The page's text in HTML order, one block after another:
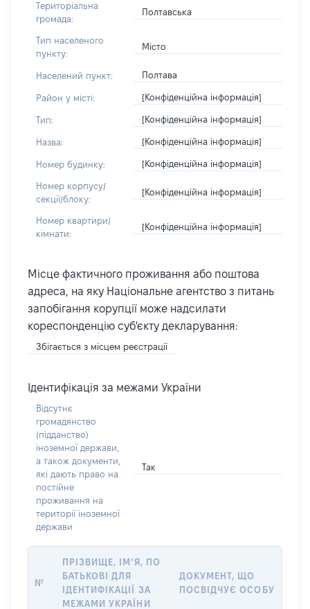
Територіальна
громада:
Полтавська
Тип населеного
пункту:
Місто
Населений пункт: Полтава
Район у місті: [Конфіденційна інформація]
Тип: [Конфіденційна інформація]
Назва: [Конфіденційна інформація]
Номер будинку: [Конфіденційна інформація]
Номер корпусу/
секції/блоку:
[Конфіденційна інформація]
Номер квартири/
кімнати:
[Конфіденційна інформація]
Місце фактичного проживання або поштова
адреса, на яку Національне агентство з питань
запобігання корупції може надсилати
кореспонденцію суб'єкту декларування:
Збігається з місцем реєстрації
Ідентифікація за межами України
Відсутнє
громадянство
(підданство)
іноземної держави,
а також документи,
які дають право на
постійне
проживання на
території іноземної
держави
Так
№
ПРІЗВИЩЕ, ІМ’Я, ПО
БАТЬКОВІ ДЛЯ
ІДЕНТИФІКАЦІЇ ЗА
МЕЖАМИ УКРАЇНИ
ДОКУМЕНТ, ЩО
ПОСВІДЧУЄ ОСОБУ